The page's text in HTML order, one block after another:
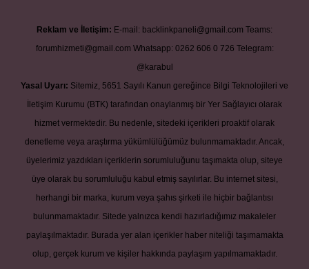
Reklam ve İletişim: E-mail: backlinkpaneli@gmail.com Teams:
forumhizmeti@gmail.com Whatsapp: 0262 606 0 726 Telegram:
@karabul
Yasal Uyarı: Sitemiz, 5651 Sayılı Kanun gereğince Bilgi Teknolojileri ve
İletişim Kurumu (BTK) tarafından onaylanmış bir Yer Sağlayıcı olarak
hizmet vermektedir. Bu nedenle, sitedeki içerikleri proaktif olarak
denetleme veya araştırma yükümlülüğümüz bulunmamaktadır. Ancak,
üyelerimiz yazdıkları içeriklerin sorumluluğunu taşımakta olup, siteye
üye olarak bu sorumluluğu kabul etmiş sayılırlar. Bu internet sitesi,
herhangi bir marka, kurum veya şahıs şirketi ile hiçbir bağlantısı
bulunmamaktadır. Sitede yalnızca kendi hazırladığımız makaleler
paylaşılmaktadır. Burada yer alan içerikler haber niteliği taşımamakta
olup, gerçek kurum ve kişiler hakkında paylaşım yapılmamaktadır.